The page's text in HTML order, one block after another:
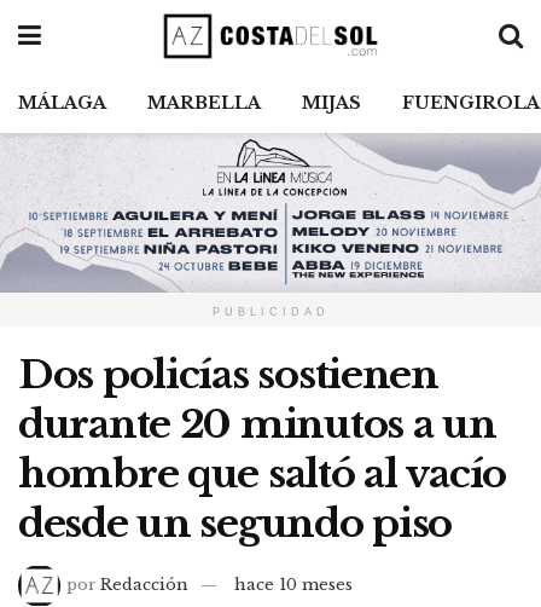
MÁLAGA MARBELLA MIJAS FUENGIROLA
PUBLICIDAD
Dos policías sostienen
durante 20 minutos a un
hombre que saltó al vacío
desde un segundo piso
por Redacción
hace 10 meses